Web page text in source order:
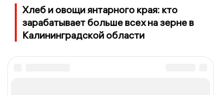
Хлеб и овощи янтарного края: кто
зарабатывает больше всех на зерне в
Калининградской области